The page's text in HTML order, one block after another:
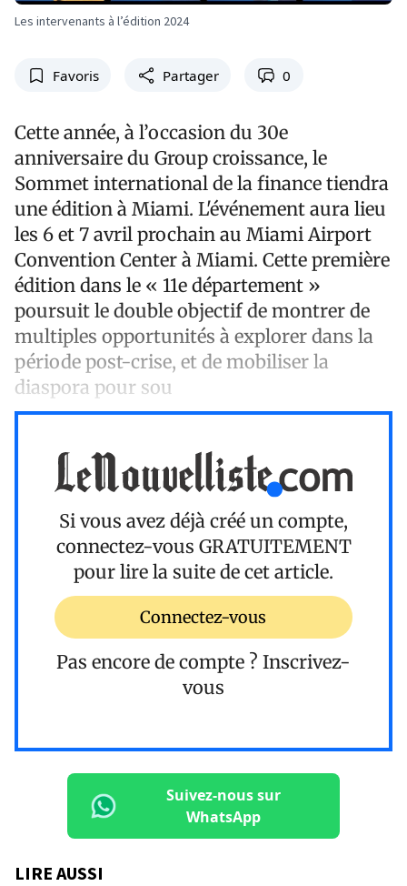
Les intervenants à l’édition 2024
Favoris Partager 0
Cette année, à l’occasion du 30e
anniversaire du Group croissance, le
Sommet international de la finance tiendra
une édition à Miami. L'événement aura lieu
les 6 et 7 avril prochain au Miami Airport
Convention Center à Miami. Cette première
édition dans le « 11e département »
poursuit le double objectif de montrer de
multiples opportunités à explorer dans la
période post-crise, et de mobiliser la
diaspora pour sou
Si vous avez déjà créé un compte,
connectez-vous GRATUITEMENT
pour lire la suite de cet article.
Connectez-vous
Pas encore de compte ? Inscrivez-
vous
Suivez-nous sur
WhatsApp
LIRE AUSSI